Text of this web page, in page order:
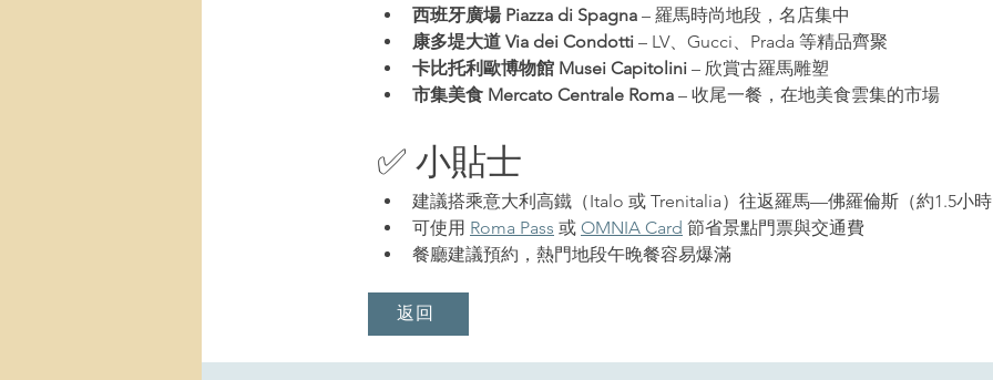
西班牙廣場 Piazza di Spagna – 羅馬時尚地段，名店集中
康多堤大道 Via dei Condotti – LV、Gucci、Prada 等精品齊聚
卡比托利歐博物館 Musei Capitolini – 欣賞古羅馬雕塑
市集美食 Mercato Centrale Roma – 收尾一餐，在地美食雲集的市場
✅ 小貼士
建議搭乘意大利高鐵（Italo 或 Trenitalia）往返羅馬—佛羅倫斯（約1.5小
可使用 Roma Pass 或 OMNIA Card 節省景點門票與交通費
餐廳建議預約，熱門地段午晚餐容易爆滿
返回